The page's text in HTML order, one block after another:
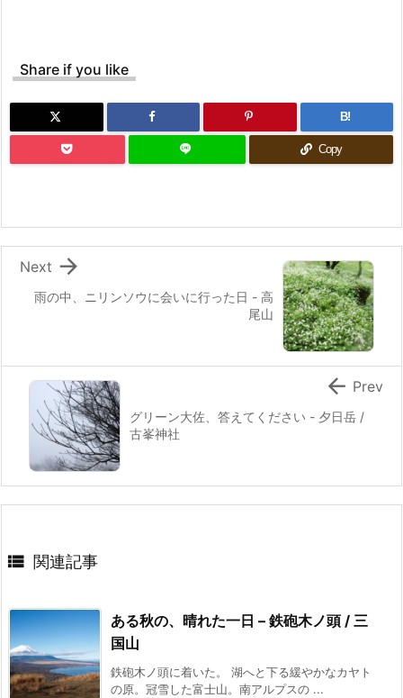
Share if you like
B!
Copy
雨の中、ニリンソウに会いに行った日 - 高
尾山

Next
グリーン大佐、答えてください - 夕日岳 /
古峯神社
 Prev
 関連記事
ある秋の、晴れた一日 – 鉄砲木ノ頭 / 三
国山
鉄砲木ノ頭に着いた。 湖へと下る緩やかなカヤト
の原。冠雪した富士山。南アルプスの ...